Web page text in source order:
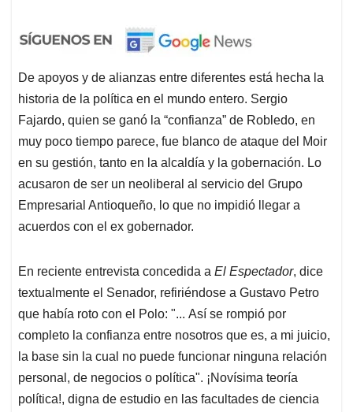
De apoyos y de alianzas entre diferentes está hecha la
historia de la política en el mundo entero. Sergio
Fajardo, quien se ganó la “confianza” de Robledo, en
muy poco tiempo parece, fue blanco de ataque del Moir
en su gestión, tanto en la alcaldía y la gobernación. Lo
acusaron de ser un neoliberal al servicio del Grupo
Empresarial Antioqueño, lo que no impidió llegar a
acuerdos con el ex gobernador.
En reciente entrevista concedida a El Espectador, dice
textualmente el Senador, refiriéndose a Gustavo Petro
que había roto con el Polo: "... Así se rompió por
completo la confianza entre nosotros que es, a mi juicio,
la base sin la cual no puede funcionar ninguna relación
personal, de negocios o política". ¡Novísima teoría
política!, digna de estudio en las facultades de ciencia